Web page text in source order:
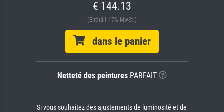
€ 144.13
(Enthält 17% MwSt.)
dans le panier
Netteté des peinturesPARFAIT
Si vous souhaitez des ajustements de luminosité et de